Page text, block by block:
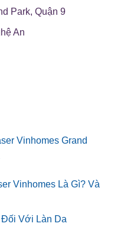
Park, Quận 9
An
Vinhomes Grand
Vinhomes Là Gì? Và
Đối Với Làn Da